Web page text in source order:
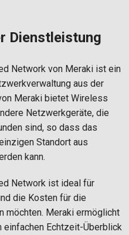
Dienstleistung
Network von Meraki ist ein
aus der
Meraki bietet Wireless
Netzwerkgeräte, die
sind, so dass das
Standort aus
kann.
Network ist ideal für
die Kosten für die
möchten. Meraki ermöglicht
einfachen Echtzeit-Überblick